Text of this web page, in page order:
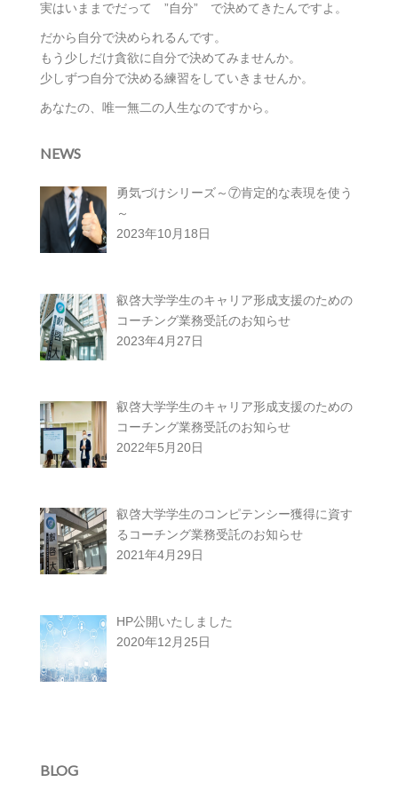
実はいままでだって ”自分” で決めてきたんですよ。
だから自分で決められるんです。
もう少しだけ貪欲に自分で決めてみませんか。
少しずつ自分で決める練習をしていきませんか。
あなたの、唯一無二の人生なのですから。
NEWS
勇気づけシリーズ～⑦肯定的な表現を使う
～
2023年10月18日
叡啓大学学生のキャリア形成支援のための
コーチング業務受託のお知らせ
2023年4月27日
叡啓大学学生のキャリア形成支援のための
コーチング業務受託のお知らせ
2022年5月20日
叡啓大学学生のコンピテンシー獲得に資す
るコーチング業務受託のお知らせ
2021年4月29日
HP公開いたしました
2020年12月25日
BLOG